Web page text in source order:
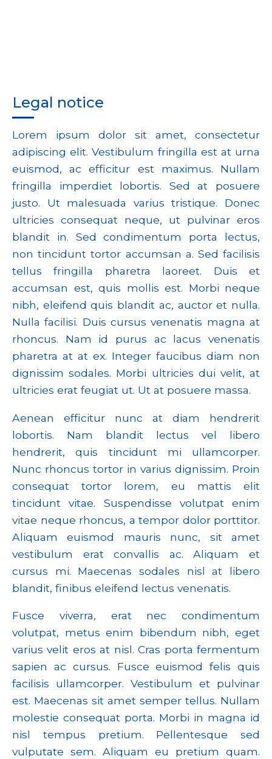
Legal notice
Lorem ipsum dolor sit amet, consectetur
adipiscing elit. Vestibulum fringilla est at urna
euismod, ac efficitur est maximus. Nullam
fringilla imperdiet lobortis. Sed at posuere
justo. Ut malesuada varius tristique. Donec
ultricies consequat neque, ut pulvinar eros
blandit in. Sed condimentum porta lectus,
non tincidunt tortor accumsan a. Sed facilisis
tellus fringilla pharetra laoreet. Duis et
accumsan est, quis mollis est. Morbi neque
nibh, eleifend quis blandit ac, auctor et nulla.
Nulla facilisi. Duis cursus venenatis magna at
rhoncus. Nam id purus ac lacus venenatis
pharetra at at ex. Integer faucibus diam non
dignissim sodales. Morbi ultricies dui velit, at
ultricies erat feugiat ut. Ut at posuere massa.
Aenean efficitur nunc at diam hendrerit
lobortis. Nam blandit lectus vel libero
hendrerit, quis tincidunt mi ullamcorper.
Nunc rhoncus tortor in varius dignissim. Proin
consequat tortor lorem, eu mattis elit
tincidunt vitae. Suspendisse volutpat enim
vitae neque rhoncus, a tempor dolor porttitor.
Aliquam euismod mauris nunc, sit amet
vestibulum erat convallis ac. Aliquam et
cursus mi. Maecenas sodales nisl at libero
blandit, finibus eleifend lectus venenatis.
Fusce viverra, erat nec condimentum
volutpat, metus enim bibendum nibh, eget
varius velit eros at nisl. Cras porta fermentum
sapien ac cursus. Fusce euismod felis quis
facilisis ullamcorper. Vestibulum et pulvinar
est. Maecenas sit amet semper tellus. Nullam
molestie consequat porta. Morbi in magna id
nisl tempus pretium. Pellentesque sed
vulputate sem. Aliquam eu pretium quam.